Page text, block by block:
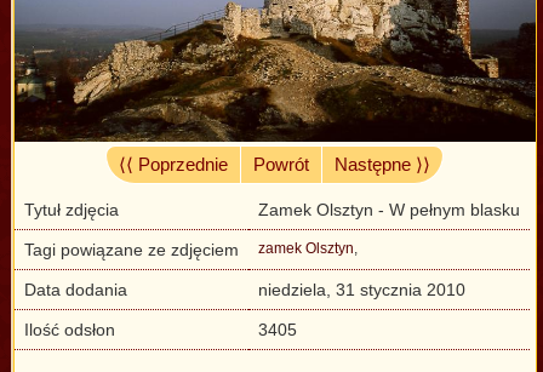
⟨⟨ Poprzednie Powrót Następne ⟩⟩
Tytuł zdjęcia Zamek Olsztyn - W pełnym blasku
Tagi powiązane ze zdjęciem zamek Olsztyn
Data dodania niedziela, 31 stycznia 2010
Ilość odsłon 3405